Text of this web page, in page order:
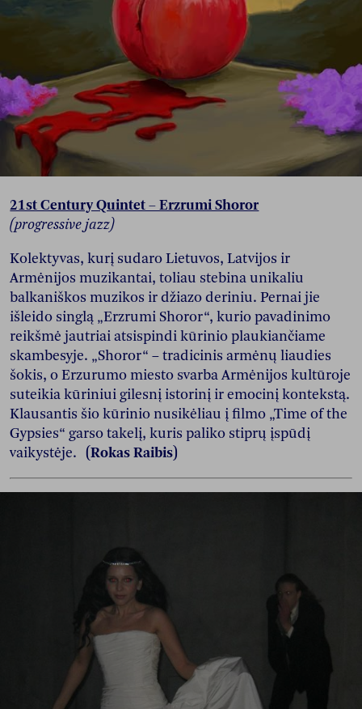
21st Century Quintet – Erzrumi Shoror
(progressive jazz)
Kolektyvas, kurį sudaro Lietuvos, Latvijos ir
Armėnijos muzikantai, toliau stebina unikaliu
balkaniškos muzikos ir džiazo deriniu. Pernai jie
išleido singlą „Erzrumi Shoror“, kurio pavadinimo
reikšmė jautriai atsispindi kūrinio plaukiančiame
skambesyje. „Shoror“ – tradicinis armėnų liaudies
šokis, o Erzurumo miesto svarba Armėnijos kultūroje
suteikia kūriniui gilesnį istorinį ir emocinį kontekstą.
Klausantis šio kūrinio nusikėliau į filmo „Time of the
Gypsies“ garso takelį, kuris paliko stiprų įspūdį
vaikystėje.(Rokas Raibis)